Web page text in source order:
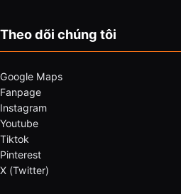
Theo dõi chúng tôi
Google Maps
Fanpage
Instagram
Youtube
Tiktok
Pinterest
X (Twitter)